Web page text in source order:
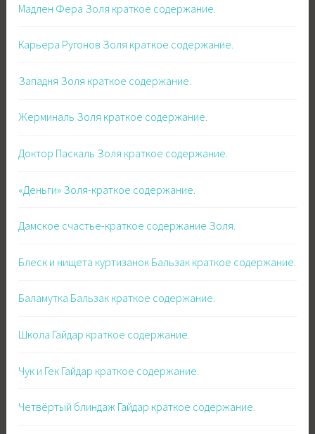
Мадлен Фера Золя краткое содержание.
Карьера Ругонов Золя краткое содержание.
Западня Золя краткое содержание.
Жерминаль Золя краткое содержание.
Доктор Паскаль Золя краткое содержание.
«Деньги» Золя-краткое содержание.
Дамское счастье-краткое содержание Золя.
Блеск и нищета куртизанок Бальзак краткое содержание.
Баламутка Бальзак краткое содержание.
Школа Гайдар краткое содержание.
Чук и Гек Гайдар краткое содержание.
Четвёртый блиндаж Гайдар краткое содержание.